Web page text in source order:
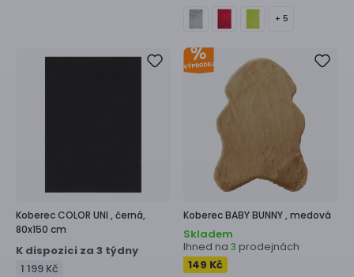
+ 5
KoberecCOLOR UNI , černá,
80x150 cm
K dispozici za 3 týdny
1 199 Kč
KoberecBABY BUNNY , medová
Skladem
Ihned na 3 prodejnách
149 Kč